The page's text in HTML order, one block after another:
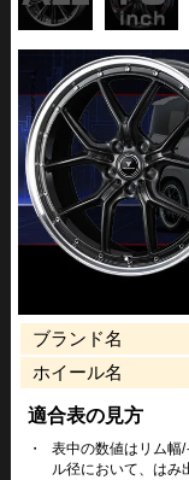
ブランド名
ホイール名
適合表の見方
・
表中の数値はリム幅
ル径において、はみ